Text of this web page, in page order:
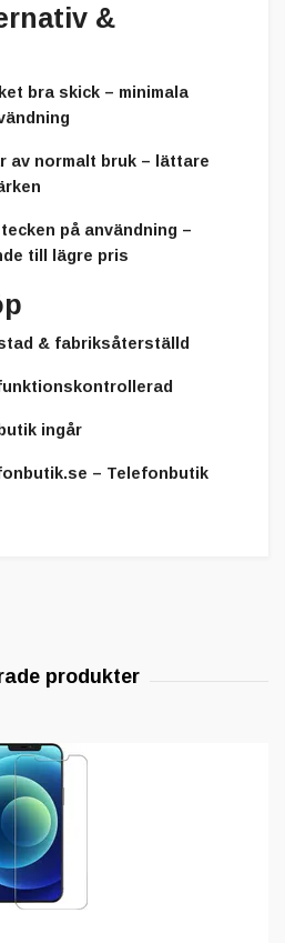
&
bra skick – minimala
av normalt bruk – lättare
på användning –
till lägre pris
& fabriksåterställd
ingår
– Telefonbutik